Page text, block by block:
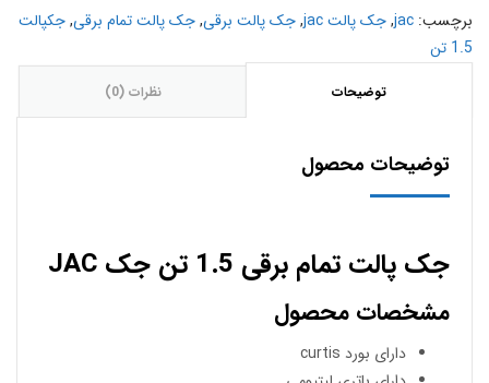
برچسب: jac
,جک پالت jac ,جک پالت برقی,جک پالت تمام برقی,جکپالت
1.5 تن
توضیحات نظرات (0)
توضیحات محصول
جک پالت تمام برقی 1.5 تن جک JAC
مشخصات محصول
دارای بورد curtis